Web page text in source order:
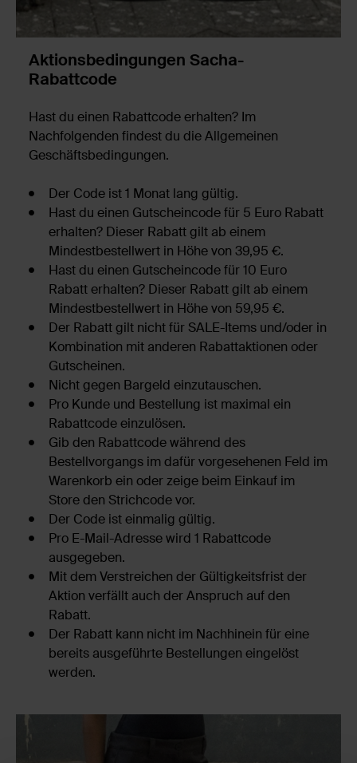
Aktionsbedingungen Sacha-
Rabattcode
Hast du einen Rabattcode erhalten? Im
Nachfolgenden findest du die Allgemeinen
Geschäftsbedingungen.
Der Code ist 1 Monat lang gültig.
Hast du einen Gutscheincode für 5 Euro Rabatt
erhalten? Dieser Rabatt gilt ab einem
Mindestbestellwert in Höhe von 39,95 €.
Hast du einen Gutscheincode für 10 Euro
Rabatt erhalten? Dieser Rabatt gilt ab einem
Mindestbestellwert in Höhe von 59,95 €.
Der Rabatt gilt nicht für SALE-Items und/oder in
Kombination mit anderen Rabattaktionen oder
Gutscheinen.
Nicht gegen Bargeld einzutauschen.
Pro Kunde und Bestellung ist maximal ein
Rabattcode einzulösen.
Gib den Rabattcode während des
Bestellvorgangs im dafür vorgesehenen Feld im
Warenkorb ein oder zeige beim Einkauf im
Store den Strichcode vor.
Der Code ist einmalig gültig.
Pro E-Mail-Adresse wird 1 Rabattcode
ausgegeben.
Mit dem Verstreichen der Gültigkeitsfrist der
Aktion verfällt auch der Anspruch auf den
Rabatt.
Der Rabatt kann nicht im Nachhinein für eine
bereits ausgeführte Bestellungen eingelöst
werden.